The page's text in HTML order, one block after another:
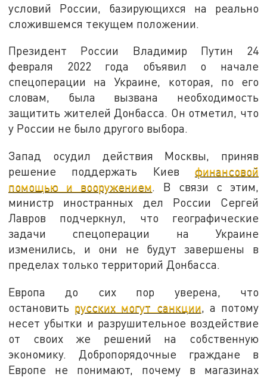
условий России, базирующихся на реально
сложившемся текущем положении.
Президент России Владимир Путин 24
февраля 2022 года объявил о начале
спецоперации на Украине, которая, по его
словам, была вызвана необходимость
защитить жителей Донбасса. Он отметил, что
у России не было другого выбора.
Запад осудил действия Москвы, приняв
решение поддержать Киев финансовой
помощью и вооружением. В связи с этим,
министр иностранных дел России Сергей
Лавров подчеркнул, что географические
задачи спецоперации на Украине
изменились, и они не будут завершены в
пределах только территорий Донбасса.
Европа до сих пор уверена, что
остановить русских могут санкции , а потому
несет убытки и разрушительное воздействие
от своих же решений на собственную
экономику. Добропорядочные граждане в
Европе не понимают, почему в магазинах